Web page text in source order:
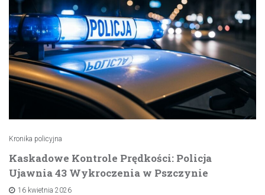
Kronika policyjna
Kaskadowe Kontrole Prędkości: Policja
Ujawnia 43 Wykroczenia w Pszczynie
16 kwietnia 2026